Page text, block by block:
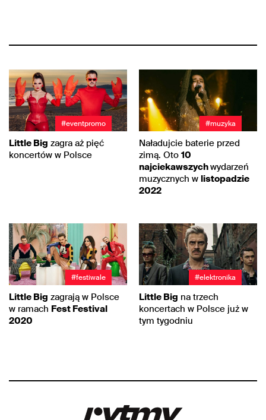
#eventpromo
Little Big zagra aż pięć
koncertów w Polsce
#muzyka
Naładujcie baterie przed
zimą. Oto 10
najciekawszychwydarzeń
muzycznych w listopadzie
2022
#festiwale
Little Big zagrają w Polsce
w ramach Fest Festival
2020
#elektronika
Little Big na trzech
koncertach w Polsce już w
tym tygodniu